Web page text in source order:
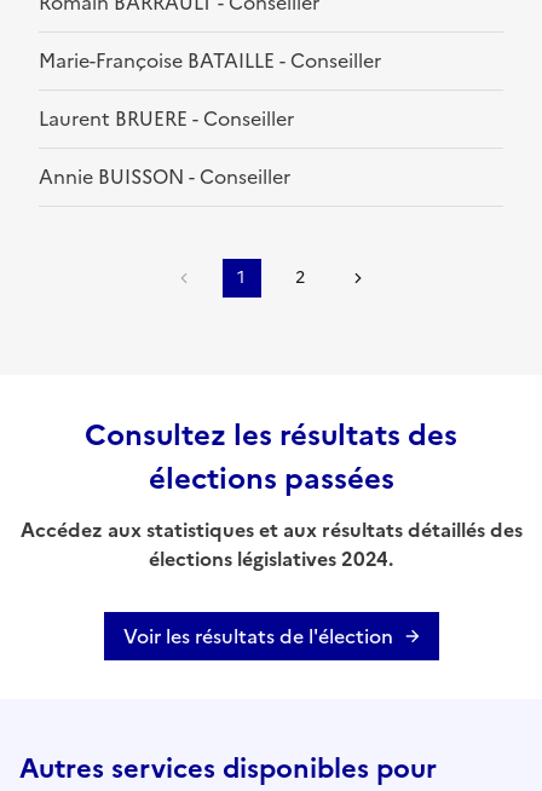
Marie-Françoise BATAILLE - Conseiller
Laurent BRUERE - Conseiller
Annie BUISSON - Conseiller
1 2
Consultez les résultats des
élections passées
Accédez aux statistiques et aux résultats détaillés des
élections législatives 2024.
Voir les résultats de l'élection
Autres services disponibles pour